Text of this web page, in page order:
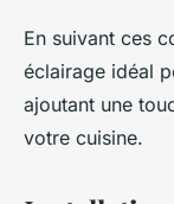
En suivant ces
éclairage idéal
ajoutant une
votre cuisine.